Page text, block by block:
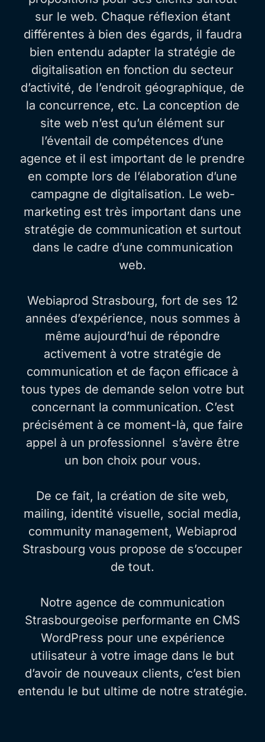
sur le web. Chaque réflexion étant
différentes à bien des égards, il faudra
bien entendu adapter la stratégie de
digitalisation en fonction du secteur
d’activité, de l’endroit géographique, de
la concurrence, etc. La conception de
site web n’est qu’un élément sur
l’éventail de compétences d’une
agence et il est important de le prendre
en compte lors de l’élaboration d’une
campagne de digitalisation. Le web-
marketing est très important dans une
stratégie de communication et surtout
dans le cadre d’une communication
web.
Webiaprod Strasbourg, fort de ses 12
années d’expérience, nous sommes à
même aujourd’hui de répondre
activement à votre stratégie de
communication et de façon efficace à
tous types de demande selon votre but
concernant la communication. C’est
précisément à ce moment-là, que faire
appel à un professionnel s’avère être
un bon choix pour vous.
De ce fait, la création de site web,
mailing, identité visuelle, social media,
community management, Webiaprod
Strasbourg vous propose de s’occuper
de tout.
Notre agence de communication
Strasbourgeoise performante en CMS
WordPress pour une expérience
utilisateur à votre image dans le but
d’avoir de nouveaux clients, c’est bien
entendu le but ultime de notre stratégie.